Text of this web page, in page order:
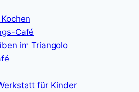
Café
im Triangolo
für Kinder